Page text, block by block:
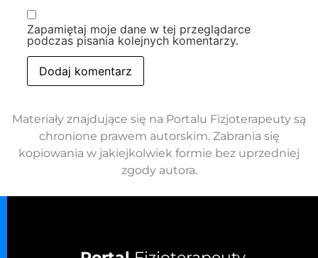
Zapamiętaj moje dane w tej przeglądarce
podczas pisania kolejnych komentarzy.
Materiały znajdujące się na Portalu Fizjoterapeuty są
chronione prawem autorskim. Zabrania się
kopiowania w jakiejkolwiek formie bez uprzedniej
zgody autora.